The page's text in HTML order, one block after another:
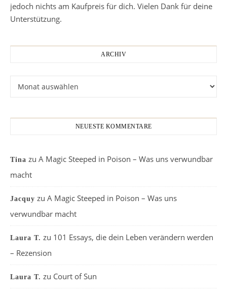
jedoch nichts am Kaufpreis für dich. Vielen Dank für deine
Unterstützung.
ARCHIV
NEUESTE KOMMENTARE
Tina zu A Magic Steeped in Poison – Was uns verwundbar
macht
Jacquy zu A Magic Steeped in Poison – Was uns
verwundbar macht
Laura T. zu 101 Essays, die dein Leben verändern werden
– Rezension
Laura T. zu Court of Sun